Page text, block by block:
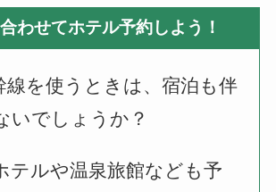
わせてホテル予約しよう！
線を使うときは、宿泊も伴
いでしょうか？
テルや温泉旅館なども予